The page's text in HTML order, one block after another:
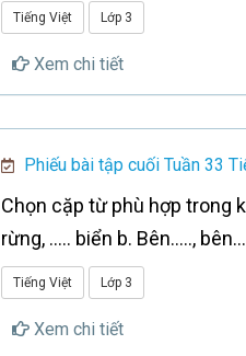
Tiếng Việt Lớp 3
Xem chi tiết
Phiếu bài tập cuối Tuần 33
Chọn cặp từ phù hợp trong
rừng, ….. biển b. Bên…..,
Tiếng Việt Lớp 3
Xem chi tiết